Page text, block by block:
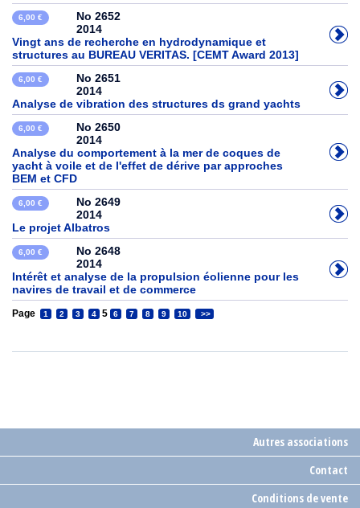
6,00 €
No 2652
2014
Vingt ans de recherche en hydrodynamique et
structures au BUREAU VERITAS. [CEMT Award 2013]
6,00 €
No 2651
2014
Analyse de vibration des structures ds grand yachts
6,00 €
No 2650
2014
Analyse du comportement à la mer de coques de
yacht à voile et de l'effet de dérive par approches
BEM et CFD
6,00 €
No 2649
2014
Le projet Albatros
6,00 €
No 2648
2014
Intérêt et analyse de la propulsion éolienne pour les
navires de travail et de commerce
Page 1 2 3 4 5 6 7 8 9 10 >>
Autres associations
Contact
Conditions de vente